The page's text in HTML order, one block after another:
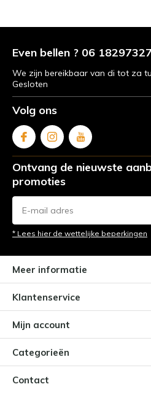
Door
vriendin -
november
Even bellen ? 06 18297327
We zijn bereikbaar van di tot za
Gesloten
Volg ons
Ontvang de nieuwste
promoties
* Lees hier de wettelijke beperkingen
Meer informatie
Klantenservice
Mijn account
Categorieën
Contact